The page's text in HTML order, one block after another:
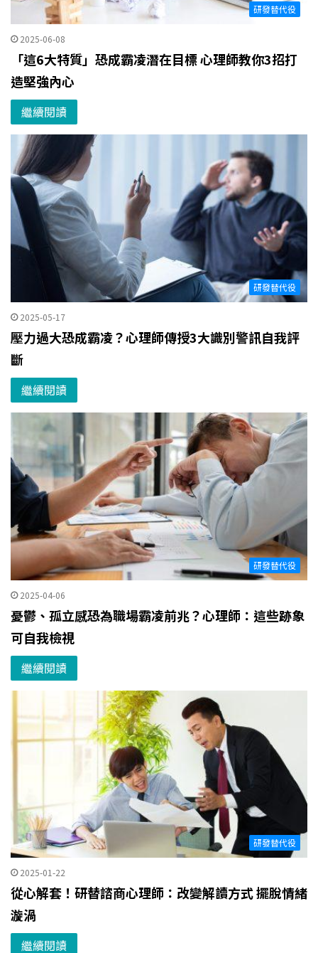
研發替代役
2025-06-08
「這6大特質」恐成霸凌潛在目標 心理師教你3招打
造堅強內心
繼續閱讀
研發替代役
2025-05-17
壓力過大恐成霸凌？心理師傳授3大識別警訊自我評
斷
繼續閱讀
研發替代役
2025-04-06
憂鬱、孤立感恐為職場霸凌前兆？心理師：這些跡象
可自我檢視
繼續閱讀
研發替代役
2025-01-22
從心解套！研替諮商心理師：改變解讀方式 擺脫情緒
漩渦
繼續閱讀